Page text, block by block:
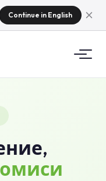
Continue in English